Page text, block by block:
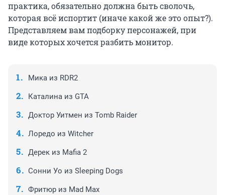
практика, обязательно должна быть сволочь,
которая всё испортит (иначе какой же это опыт?).
Представляем вам подборку персонажей, при
виде которых хочется разбить монитор.
Мика из RDR2
Каталина из GTA
Доктор Уитмен из Tomb Raider
Лоредо из Witcher
Дерек из Mafia 2
Сонни Уо из Sleeping Dogs
Фритюр из Mad Max